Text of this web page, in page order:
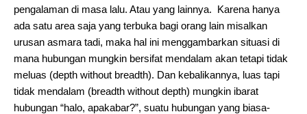
pengalaman di masa lalu. Atau yang lainnya. Karena hanya
ada satu area saja yang terbuka bagi orang lain misalkan
urusan asmara tadi, maka hal ini menggambarkan situasi di
mana hubungan mungkin bersifat mendalam akan tetapi tidak
meluas (depth without breadth). Dan kebalikannya, luas tapi
tidak mendalam (breadth without depth) mungkin ibarat
hubungan “halo, apakabar?”, suatu hubungan yang biasa-